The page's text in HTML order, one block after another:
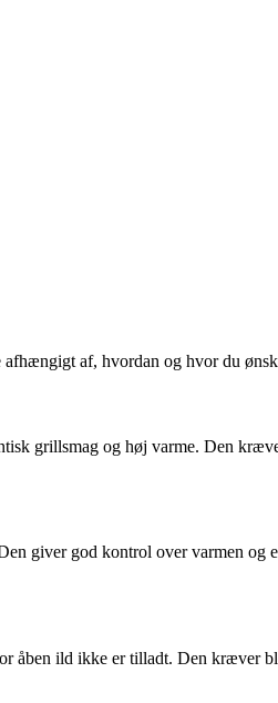
af, hvordan og hvor du
grillsmag og høj varme. Den
giver god kontrol over varmen
åben ild ikke er tilladt. Den kræver